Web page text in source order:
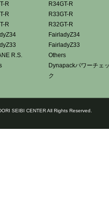
R
R
R
R.S.
R34GT-R
R33GT-R
R32GT-R
FairladyZ34
FairladyZ33
Others
Dynapackパワーチェ
ク
SEIBI CENTER All Rights Reserved.